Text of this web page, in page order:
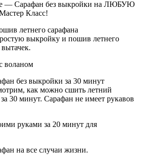
— Сарафан без выкройки на ЛЮБУЮ
Класс!
летнего сарафана
выкройку и пошив летнего
воланом
без выкройки за 30 минут
как можно сшить летний
30 минут. Сарафан не имеет рукавов
руками за 20 минут для
на все случаи жизни.